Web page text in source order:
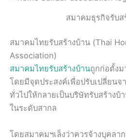
สมาคมธุรกิจรับส
สมาคมไทยรับสร้างบ้าน (Thai
Association)
สมาคมไทยรับสร้างบ้านถูกก่อตั้ง
โดยมีจุดประสงค์เพื่อปรับเปลี่ยนจ
ทั่วไปให้กลายเป็นบริษัทรับสร้าง
ในระดับสากล
โดยสมาคมฯเล็งว่าควรจ้างบุคลา